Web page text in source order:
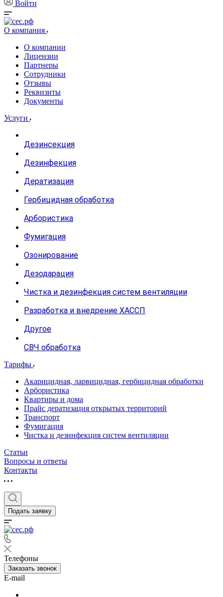
Войти
О компания
О компании
Лицензии
Партнеры
Сотрудники
Отзывы
Реквизиты
Документы
Услуги
Дезинсекция
Дезинфекция
Дератизация
Гербицидная обработка
Арбористика
Фумигация
Озонирование
Дезодарация
Чистка и дезинфекция систем вентиляции
Разработка и внедрение ХАССП
Другое
СВЧ обработка
Тарифы
Акарицидная, ларвицидная, гербицидная обработки
Арбористика
Квартиры и дома
Прайс дератизация открытых территорий
Транспорт
Фумигация
Чистка и дезинфекция систем вентиляции
Статьи
Вопросы и ответы
Контакты
Подать заявку
Телефоны
Заказать звонок
E-mail